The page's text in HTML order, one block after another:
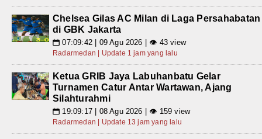
Chelsea Gilas AC Milan di Laga Persahabatan
di GBK Jakarta
📅 07:09:42 | 09 Agu 2026 | 👁 43 view
Radarmedan | Update 1 jam yang lalu
Ketua GRIB Jaya Labuhanbatu Gelar
Turnamen Catur Antar Wartawan, Ajang
Silahturahmi
📅 19:09:17 | 08 Agu 2026 | 👁 159 view
Radarmedan | Update 13 jam yang lalu